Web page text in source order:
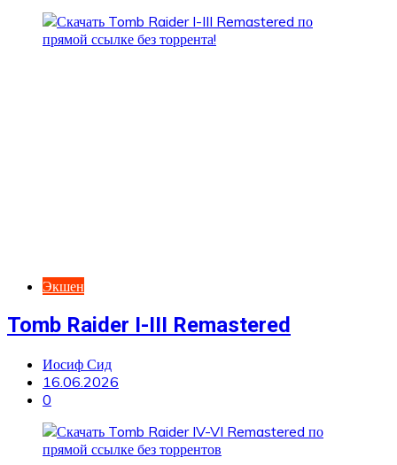
Экшен
Tomb Raider I-III Remastered
Иосиф Сид
16.06.2026
0